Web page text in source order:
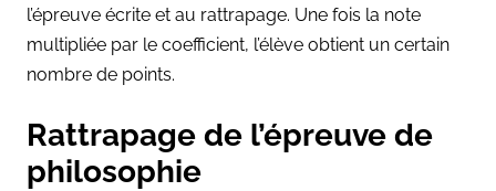
l’épreuve écrite et au rattrapage. Une fois la note
multipliée par le coefficient, l’élève obtient un certain
nombre de points.
Rattrapage de l’épreuve de
philosophie